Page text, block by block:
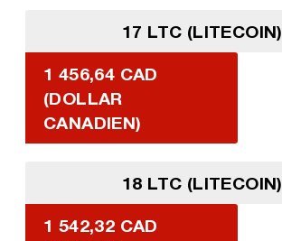
17 LTC (LITECOIN)
1 456,64 CAD
(DOLLAR
CANADIEN)
18 LTC (LITECOIN)
1 542,32 CAD